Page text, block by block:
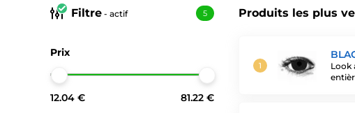
Produits les plus
Look
Filtre - actif 5
Prix
12.04 € 81.22 €